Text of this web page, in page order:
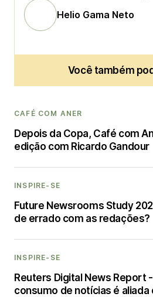
Helio Gama Neto
Você também
CAFÉ COM ANER
Depois da Copa, Café com
edição com Ricardo Gandour
INSPIRE-SE
Future Newsrooms Study
de errado com as redações?
INSPIRE-SE
Reuters Digital News Report
consumo de notícias é aliada